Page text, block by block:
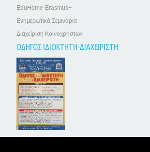
EduHome-Erasmus+
Ενημερωτικά Σεμινάρια
Διαχείριση Κοινοχρήστων
ΟΔΗΓΟΣ ΙΔΙΟΚΤΗΤΗ-ΔΙΑΧΕΙΡΙΣΤΗ
ΤΑ ΝΕΑ ΤΩΝ ΙΔΙΟΚΤΗΤΩΝ